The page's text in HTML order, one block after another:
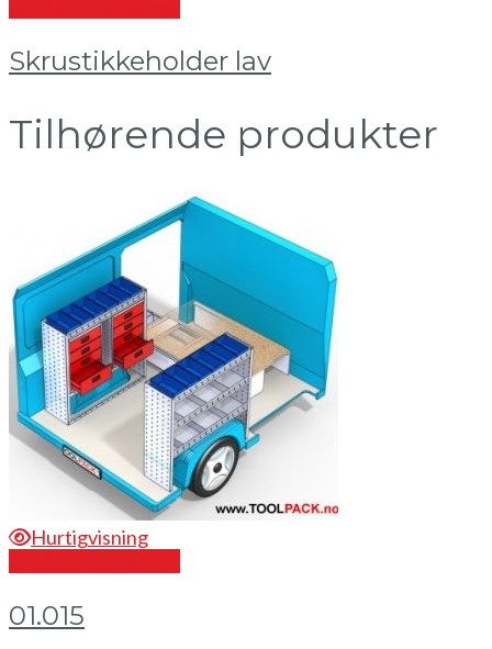
Skrustikkeholder lav
Tilhørende produkter
Hurtigvisning
01.015